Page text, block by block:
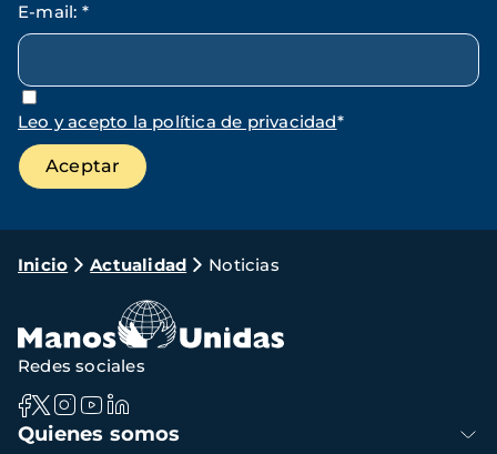
E-mail: *
Leo y acepto la política de privacidad*
Ruta
navegación
Inicio Actualidad Noticias
Navegación
Quienes somos
Redes sociales